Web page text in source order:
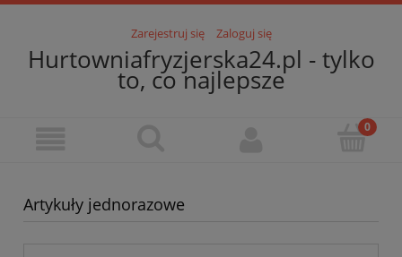
Zarejestruj się Zaloguj się
Hurtowniafryzjerska24.pl - tylko
to, co najlepsze
Artykuły jednorazowe